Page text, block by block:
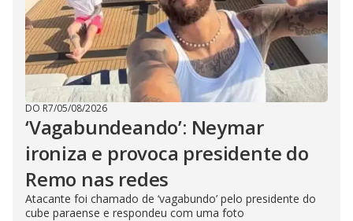
DO R7/05/08/2026
‘Vagabundeando’: Neymar
ironiza e provoca presidente do
Remo nas redes
Atacante foi chamado de ‘vagabundo’ pelo presidente do
cube paraense e respondeu com uma foto